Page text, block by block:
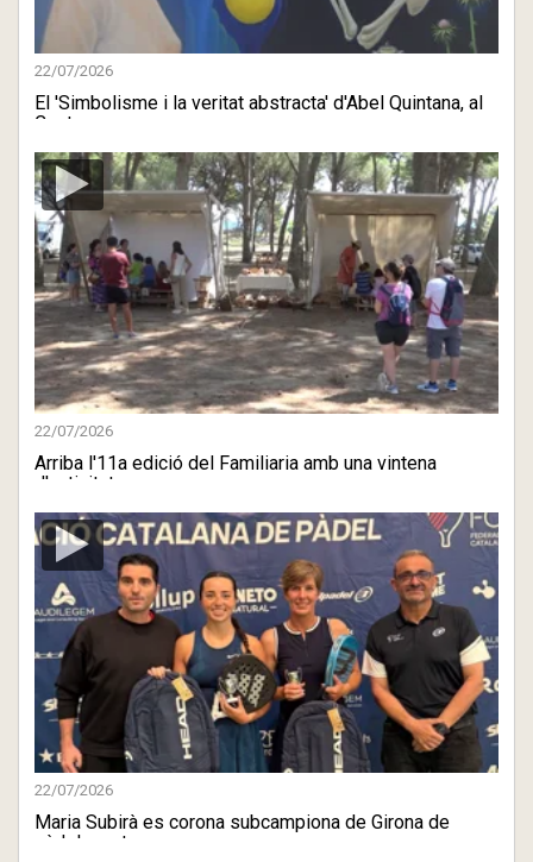
22/07/2026
El 'Simbolisme i la veritat abstracta' d'Abel Quintana, al
Cast ...
22/07/2026
Arriba l'11a edició del Familiaria amb una vintena
d'activitat ...
22/07/2026
Maria Subirà es corona subcampiona de Girona de
pàdel mentre ...